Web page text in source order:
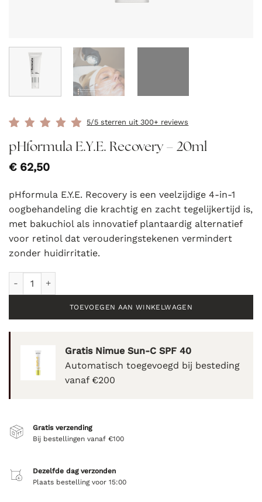
5/5 sterren uit 300+ reviews
pHformula E.Y.E. Recovery – 20ml
€62,50
pHformula E.Y.E. Recovery is een veelzijdige 4-in-1
oogbehandeling die krachtig en zacht tegelijkertijd is,
met bakuchiol als innovatief plantaardig alternatief
voor retinol dat verouderingstekenen vermindert
zonder huidirritatie.
pHformula E.Y.E. Recovery - 20ml aantal
TOEVOEGEN AAN WINKELWAGEN
Gratis Nimue Sun-C SPF 40
Automatisch toegevoegd bij besteding
vanaf €200
Gratis verzending
Bij bestellingen vanaf €100
Dezelfde dag verzonden
Plaats bestelling voor 15:00